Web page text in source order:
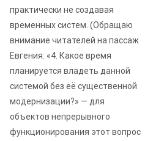
практически не создавая
временных систем. (Обращаю
внимание читателей на пассаж
Евгения: «4. Какое время
планируется владеть данной
системой без её существенной
модернизации?» — для
объектов непрерывного
функционирования этот вопрос